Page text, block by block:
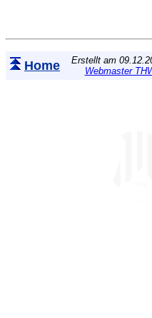
Home
Erstellt am
Webmaster